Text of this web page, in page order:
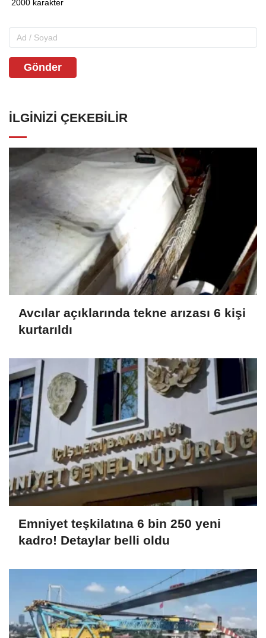
Gönder
İLGINIZI ÇEKEBILIR
Avcılar açıklarında tekne arızası 6 kişi
kurtarıldı
Emniyet teşkilatına 6 bin 250 yeni
kadro! Detaylar belli oldu